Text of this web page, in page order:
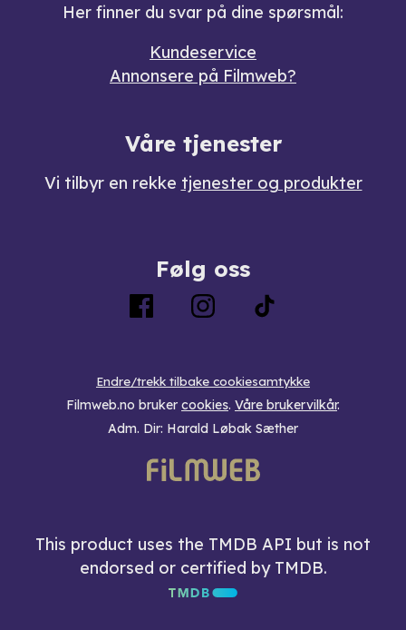
Her finner du svar på dine spørsmål:
Kundeservice
Annonsere på Filmweb?
Våre tjenester
Vi tilbyr en rekke tjenester og produkter
Følg oss
Endre/trekk tilbake cookiesamtykke
Filmweb.no bruker cookies. Våre brukervilkår.
Adm. Dir: Harald Løbak Sæther
This product uses the TMDB API but is not
endorsed or certified by TMDB.